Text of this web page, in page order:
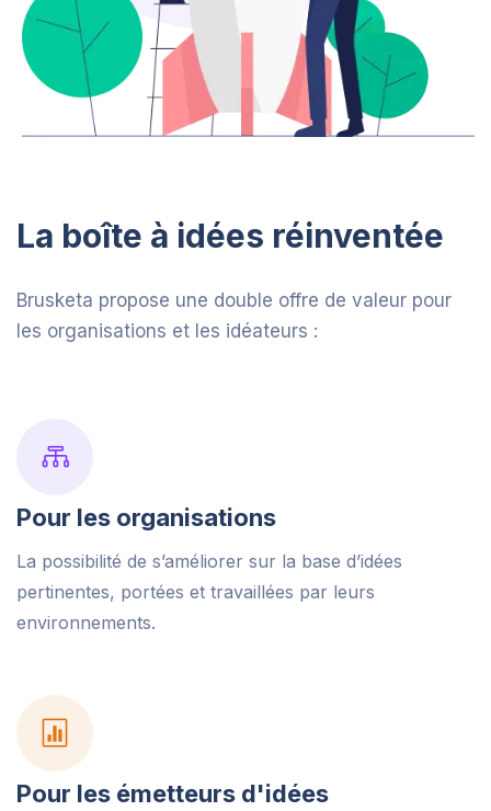
La boîte à idées réinventée
Brusketa propose une double offre de valeur pour
les organisations et les idéateurs :
Pour les organisations
La possibilité de s’améliorer sur la base d’idées
pertinentes, portées et travaillées par leurs
environnements.
Pour les émetteurs d'idées